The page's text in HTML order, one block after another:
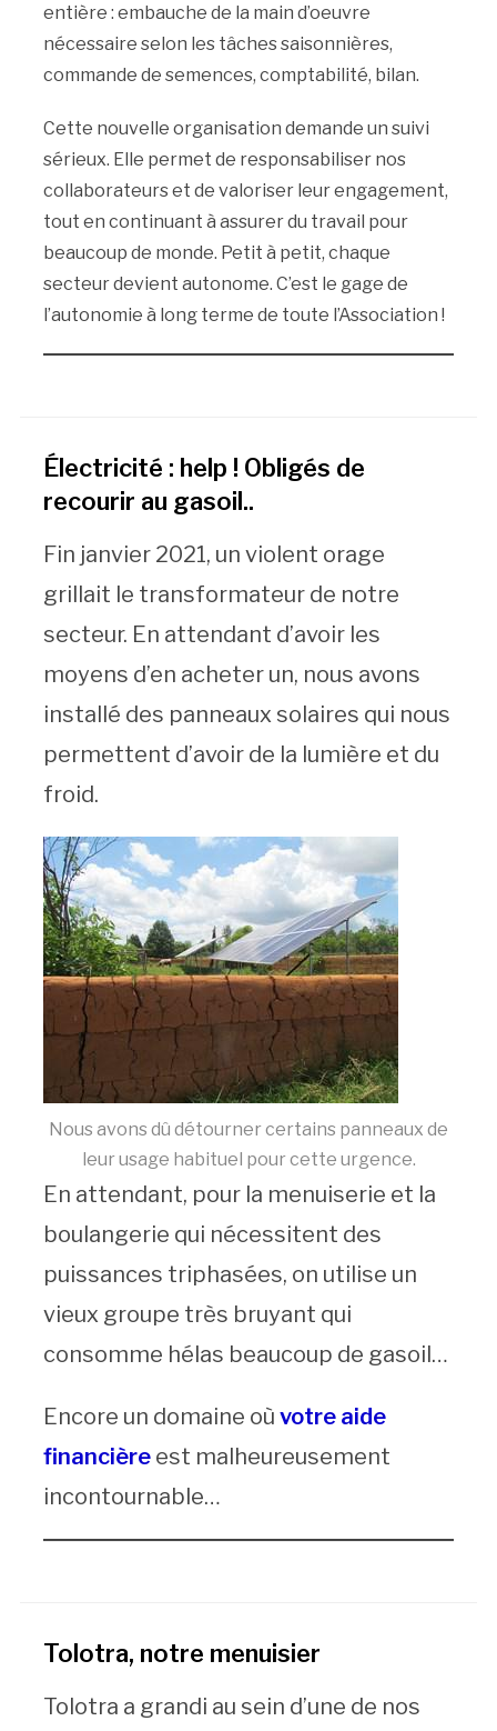
entière : embauche de la main d’oeuvre
nécessaire selon les tâches saisonnières,
commande de semences, comptabilité, bilan.
Cette nouvelle organisation demande un suivi
sérieux. Elle permet de responsabiliser nos
collaborateurs et de valoriser leur engagement,
tout en continuant à assurer du travail pour
beaucoup de monde. Petit à petit, chaque
secteur devient autonome. C’est le gage de
l’autonomie à long terme de toute l’Association !
Électricité : help ! Obligés de
recourir au gasoil..
Fin janvier 2021, un violent orage
grillait le transformateur de notre
secteur. En attendant d’avoir les
moyens d’en acheter un, nous avons
installé des panneaux solaires qui nous
permettent d’avoir de la lumière et du
froid.
Nous avons dû détourner certains panneaux de
leur usage habituel pour cette urgence.
En attendant, pour la menuiserie et la
boulangerie qui nécessitent des
puissances triphasées, on utilise un
vieux groupe très bruyant qui
consomme hélas beaucoup de gasoil…
Encore un domaine où votre aide
financièreest malheureusement
incontournable…
Tolotra, notre menuisier
Tolotra a grandi au sein d’une de nos